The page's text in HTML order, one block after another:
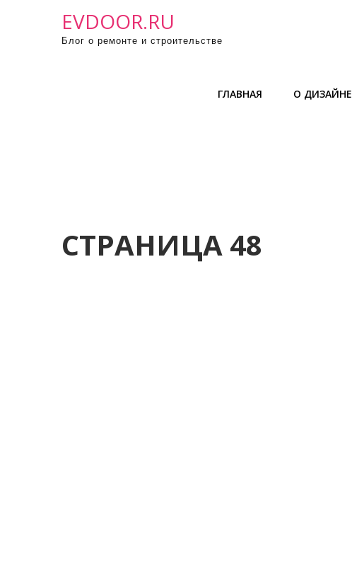
EVDOOR.RU
Блог о ремонте и строительстве
ГЛАВНАЯ О ДИЗАЙНЕ
СТРАНИЦА 48